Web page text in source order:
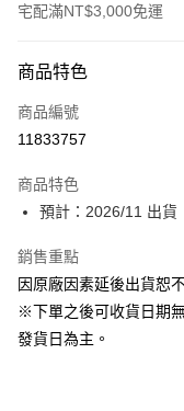
宅配滿NT$3,000免運
信用卡一次付款
Apple Pay
運送方式
預購-宅配(舊)
每筆NT$120，滿
商品特色
商品編號
11833757
商品特色
預計：2026/11 出貨
銷售重點
因原廠因素延後出貨恕
※下單之後可收貨日期
發貨日為主。